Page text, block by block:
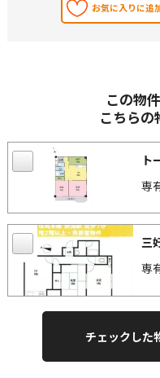
お気に入りに追
この物
こちらの
ト
専
三
専